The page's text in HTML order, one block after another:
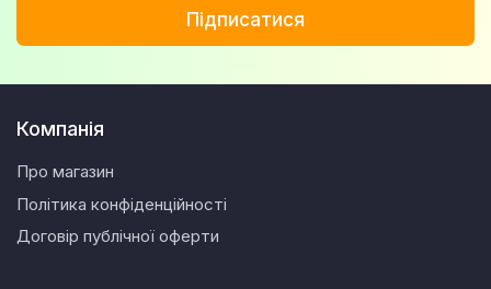
Підписатися
Компанія
Про магазин
Політика конфіденційності
Договір публічної оферти